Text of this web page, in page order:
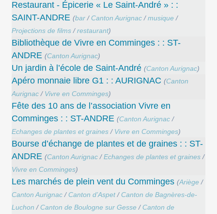
Restaurant - Épicerie « Le Saint-André » : :
SAINT-ANDRE (bar / Canton Aurignac /musique /
Projections de films /restaurant)
Bibliothèque de Vivre en Comminges : : ST-
ANDRE (Canton Aurignac)
Un jardin à l’école de Saint-André (Canton Aurignac)
Apéro monnaie libre G1 : : AURIGNAC (Canton
Aurignac / Vivre en Comminges)
Fête des 10 ans de l’association Vivre en
Comminges : : ST-ANDRE (Canton Aurignac /
Echanges de plantes et graines / Vivre en Comminges)
Bourse d’échange de plantes et de graines : : ST-
ANDRE (Canton Aurignac /Echanges de plantes et graines /
Vivre en Comminges)
Les marchés de plein vent du Comminges (Ariège /
Canton Aurignac / Canton d’Aspet/ Canton de Bagnères-de-
Luchon / Canton de Boulogne sur Gesse / Canton de